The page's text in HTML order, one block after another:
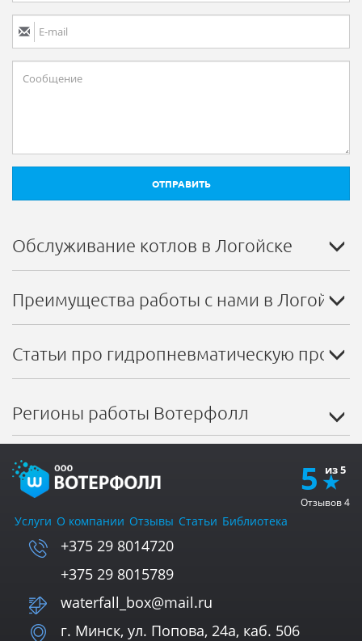
ОТПРАВИТЬ
Обслуживание котлов в Логойске
Преимущества работы с нами в Логойске
Статьи про гидропневматическую
Регионы работы Вотерфолл
5
Отзывов4
Услуги О компании Отзывы Статьи Библиотека
+375 29 8014720
+375 29 8015789
waterfall_box@mail.ru
г. Минск, ул. Попова, 24а, каб. 506